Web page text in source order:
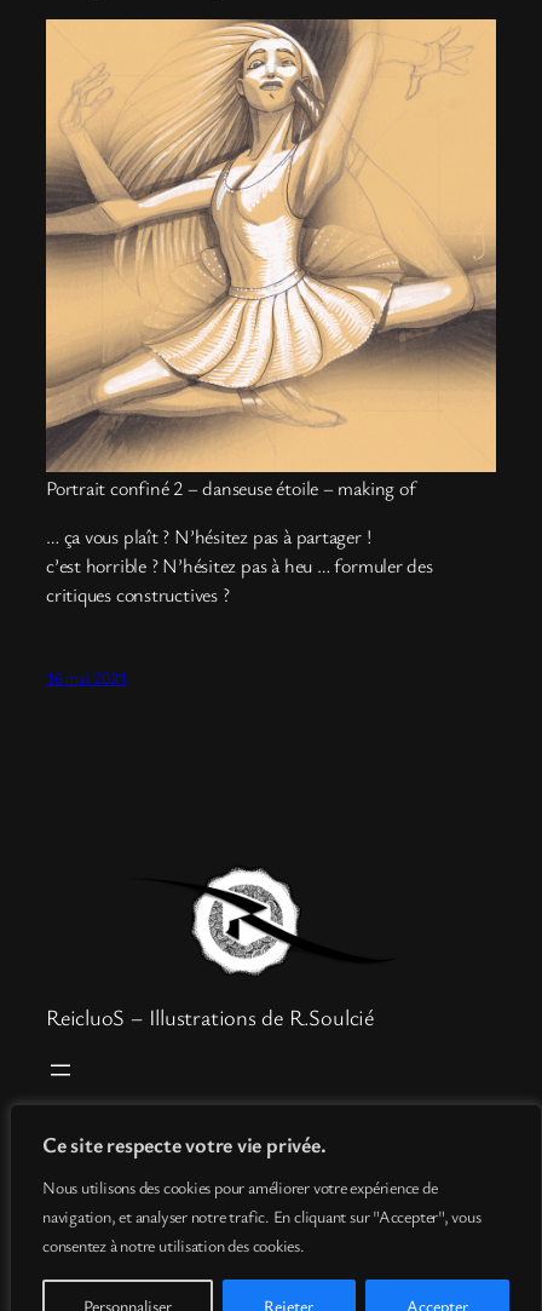
Ce site respecte votre vie privée.
Nous utilisons des cookies pour améliorer votre expérience de
navigation, et analyser notre trafic. En cliquant sur "Accepter", vous
consentez à notre utilisation des cookies.
Personnaliser Rejeter Accepter
Portrait confiné 2 – danseuse étoile – making of
… ça vous plaît ? N’hésitez pas à partager !
c’est horrible ? N’hésitez pas à heu … formuler des
critiques constructives ?
16 mai 2021
ReicluoS – Illustrations de R.Soulcié
Boutique
Info
Contact
Mentions légales
Conditions générales de vente